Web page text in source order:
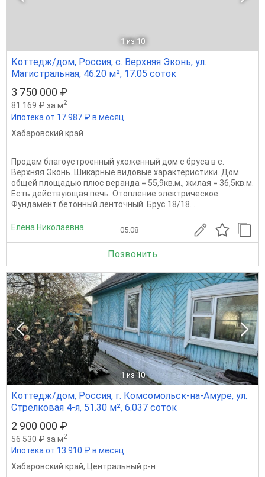
1 из 10
Коттедж/дом, Россия, с. Верхняя Эконь, ул.
Магистральная, 46.20 м², 17.05 соток
3 750 000 ₽
81 169 ₽ за м2
Ипотека от 17 987 ₽ в месяц
Хабаровский край
Продам благоустроенный ухоженный дом с бруса в с.
Верхняя Эконь. Шикарные видовые характеристики. Дом
общей площадью плюс веранда = 55,9кв.м., жилая = 36,5кв.м.
Есть действующая печь. Отопление электрическое.
Фундамент бетонный ленточный. Брус 18/18. ...
Елена Николаевна 05.08
Позвонить
1 из 10
Коттедж/дом, Россия, г. Комсомольск-на-Амуре, ул.
Стрелковая 4-я, 51.30 м², 6.037 соток
2 900 000 ₽
56 530 ₽ за м2
Ипотека от 13 910 ₽ в месяц
Хабаровский край, Центральный р-н